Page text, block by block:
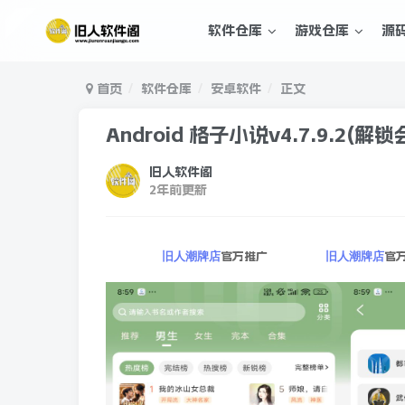
软件仓库 游戏仓库 源
首页 软件仓库 安卓软件 正文
Android 格子小说v4.7.9.2(解锁
旧人软件阁
2年前更新
旧人潮牌店官方推广 旧人潮牌店官